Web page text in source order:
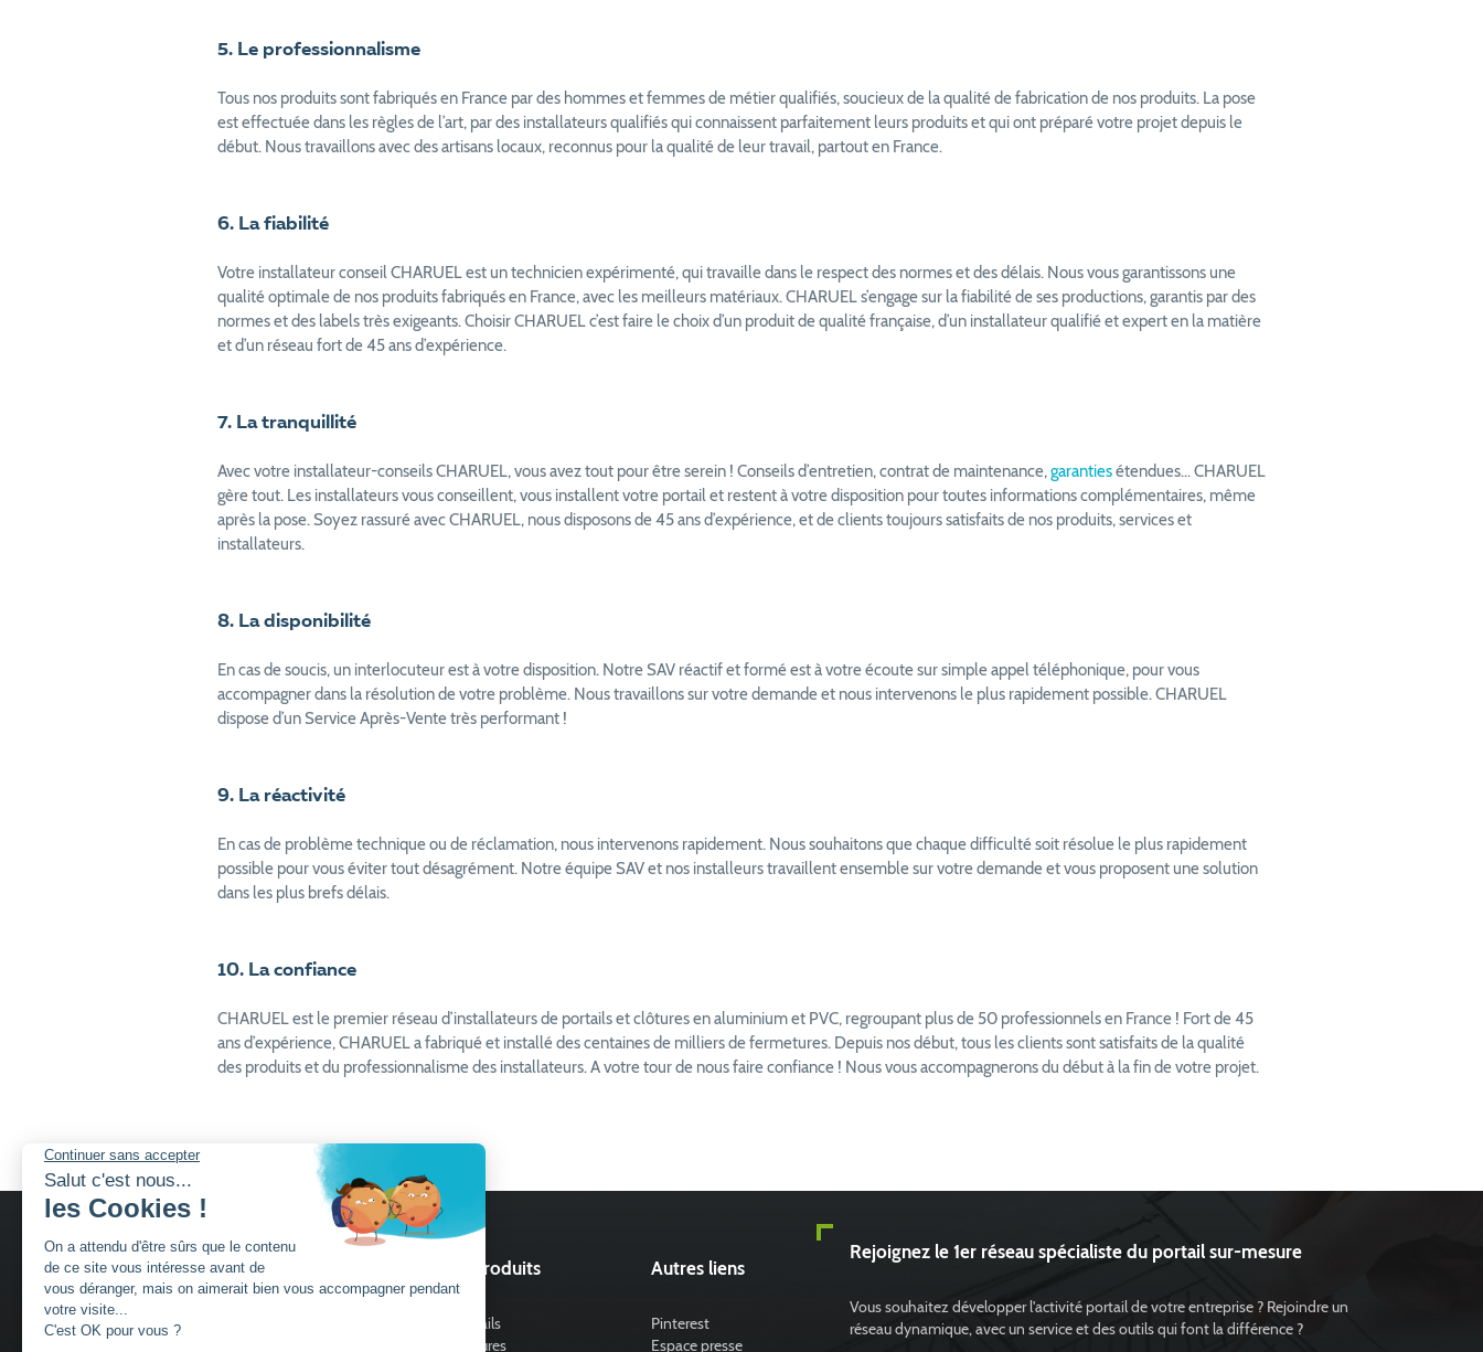
5. Le professionnalisme
Tous nos produits sont fabriqués en France par des hommes et femmes de métier qualifiés, soucieux de la qualité de fabrication de nos produits. La pose
est effectuée dans les règles de l’art, par des installateurs qualifiés qui connaissent parfaitement leurs produits et qui ont préparé votre projet depuis le
début. Nous travaillons avec des artisans locaux, reconnus pour la qualité de leur travail, partout en France.
6. La fiabilité
Votre installateur conseil CHARUEL est un technicien expérimenté, qui travaille dans le respect des normes et des délais. Nous vous garantissons une
qualité optimale de nos produits fabriqués en France, avec les meilleurs matériaux. CHARUEL s’engage sur la fiabilité de ses productions, garantis par des
normes et des labels très exigeants. Choisir CHARUEL c’est faire le choix d’un produit de qualité française, d’un installateur qualifié et expert en la matière
et d’un réseau fort de 45 ans d’expérience.
7. La tranquillité
Avec votre installateur-conseils CHARUEL, vous avez tout pour être serein ! Conseils d’entretien, contrat de maintenance,garantiesétendues… CHARUEL
gère tout. Les installateurs vous conseillent, vous installent votre portail et restent à votre disposition pour toutes informations complémentaires, même
après la pose. Soyez rassuré avec CHARUEL, nous disposons de 45 ans d’expérience, et de clients toujours satisfaits de nos produits, services et
installateurs.
8. La disponibilité
En cas de soucis, un interlocuteur est à votre disposition. Notre SAV réactif et formé est à votre écoute sur simple appel téléphonique, pour vous
accompagner dans la résolution de votre problème. Nous travaillons sur votre demande et nous intervenons le plus rapidement possible. CHARUEL
dispose d’un Service Après-Vente très performant !
9. La réactivité
En cas de problème technique ou de réclamation, nous intervenons rapidement. Nous souhaitons que chaque difficulté soit résolue le plus rapidement
possible pour vous éviter tout désagrément. Notre équipe SAV et nos installeurs travaillent ensemble sur votre demande et vous proposent une solution
dans les plus brefs délais.
10. La confiance
CHARUEL est le premier réseau d’installateurs de portails et clôtures en aluminium et PVC, regroupant plus de 50 professionnels en France ! Fort de 45
ans d’expérience, CHARUEL a fabriqué et installé des centaines de milliers de fermetures. Depuis nos début, tous les clients sont satisfaits de la qualité
des produits et du professionnalisme des installateurs. A votre tour de nous faire confiance ! Nous vous accompagnerons du début à la fin de votre projet.
Nos services
Découvrir Charuel
Nos produits
Portails
Clôtures
Autres liens
Pinterest
Espace presse
Rejoignez le 1er réseau spécialiste du portail sur-mesure
Vous souhaitez développer l'activité portail de votre entreprise ? Rejoindre un
réseau dynamique, avec un service et des outils qui font la différence ?